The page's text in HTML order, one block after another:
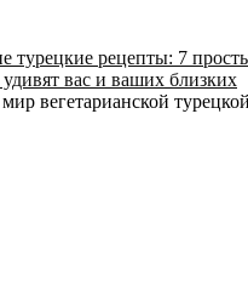
турецкие рецепты: 7
вас и ваших близких
вегетарианской